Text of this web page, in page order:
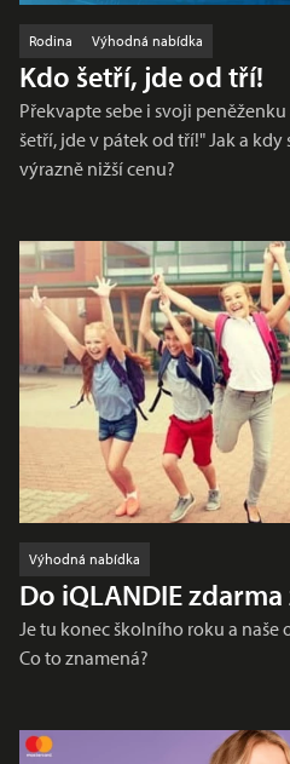
Rodina Výhodná nabídka
Kdo šetří, jde od tří!
Překvapte sebe i svoji
šetří, jde v pátek od tří!" Jak a
výrazně nižší cenu?
Výhodná nabídka
Do iQLANDIE
Je tu konec školního roku a naše
Co to znamená?